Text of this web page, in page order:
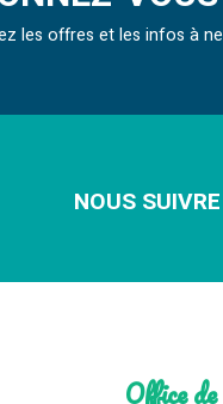
les offres et les infos à
NOUS
Office